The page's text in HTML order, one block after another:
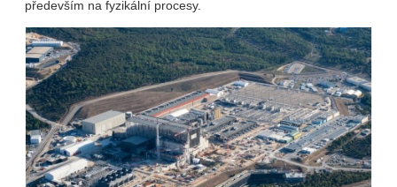
především na fyzikální procesy.